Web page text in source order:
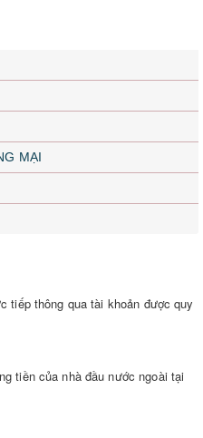
MẠI
tiếp thông qua tài khoản được quy
tiền của nhà đầu nước ngoài tại